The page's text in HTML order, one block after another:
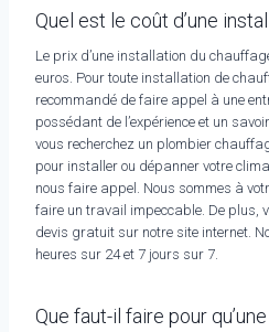
Quel est le coût d’une
Le prix d’une installation du
euros. Pour toute installation de
recommandé de faire appel à une
possédant de l’expérience et un
vous recherchez un plombier
pour installer ou dépanner votre
nous faire appel. Nous sommes à
faire un travail impeccable. De plus,
devis gratuit sur notre site internet.
heures sur 24 et 7 jours sur 7.
Que faut-il faire pour